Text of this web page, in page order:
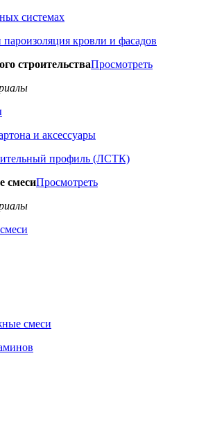
системах
кровли и фасадов
строительстваПросмотреть
и аксессуары
профиль (ЛСТК)
смесиПросмотреть
смеси